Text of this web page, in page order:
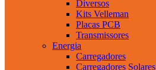
Diversos
Kits Velleman
Placas PCB
Transmissores
Energia
Carregadores
Carregadores Solares